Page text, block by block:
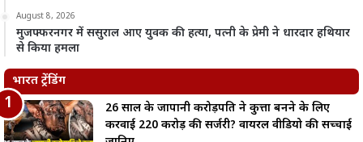
August 8, 2026
मुजफ्फरनगर में ससुराल आए युवक की हत्या, पत्नी के प्रेमी ने धारदार हथियार
से किया हमला
भारत ट्रेंडिंग
26 साल के जापानी करोड़पति ने कुत्ता बनने के लिए
करवाई 220 करोड़ की सर्जरी? वायरल वीडियो की सच्चाई